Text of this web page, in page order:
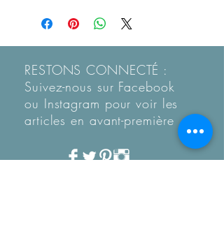
RESTONS CONNECTÉ :
Suivez-nous sur Facebook
ou Instagram pour voir les
articles en avant-première